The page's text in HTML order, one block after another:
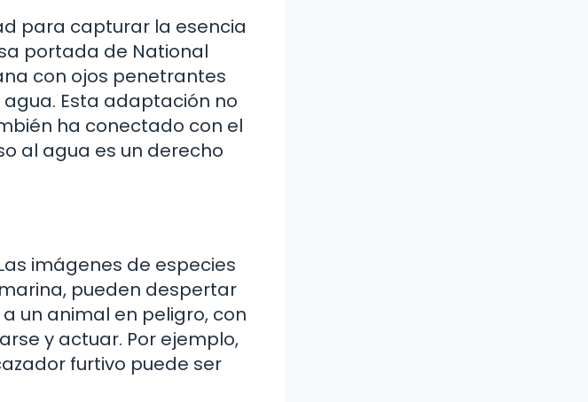
para capturar la esencia
portada de National
con ojos penetrantes
Esta adaptación no
ha conectado con el
al agua es un derecho
imágenes de especies
pueden despertar
un animal en peligro, con
y actuar. Por ejemplo,
furtivo puede ser